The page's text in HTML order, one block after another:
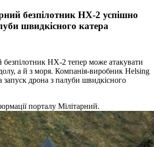
безпілотник HX-2 успішно
швидкісного катера
HX-2 тепер може атакувати
а й з моря. Компанія-виробник Helsing
запуск дрона з палуби швидкісного
порталу Мілітарний.